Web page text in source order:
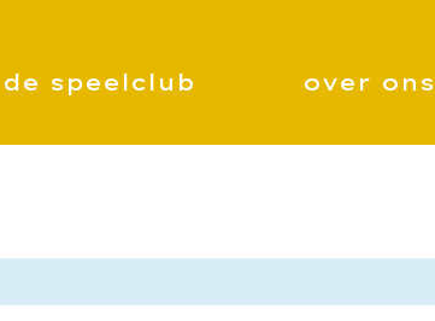
de speelclub over ons